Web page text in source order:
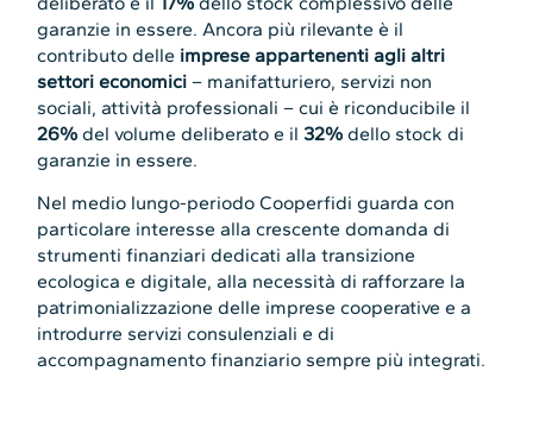
garanzie in essere. Ancora più rilevante è il
contributo delle imprese appartenenti agli altri
settori economici – manifatturiero, servizi non
sociali, attività professionali – cui è riconducibile il
26% del volume deliberato e il 32%dello stock di
garanzie in essere.
Nel medio lungo-periodo Cooperfidi guarda con
particolare interesse alla crescente domanda di
strumenti finanziari dedicati alla transizione
ecologica e digitale, alla necessità di rafforzare la
patrimonializzazione delle imprese cooperative e a
introdurre servizi consulenziali e di
accompagnamento finanziario sempre più integrati.